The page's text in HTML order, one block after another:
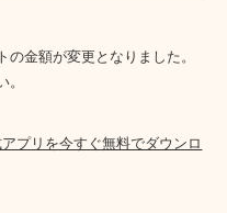
金額が変更となりました。
プリを今すぐ無料でダウンロ